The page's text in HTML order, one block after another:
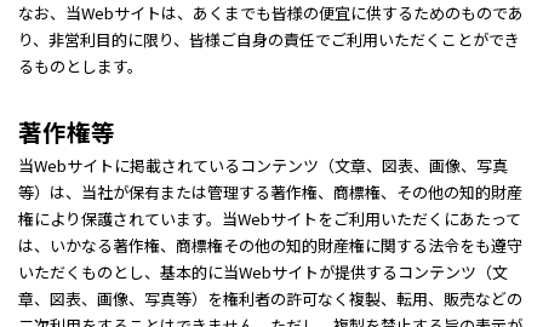
なお、当Webサイトは、あくまでも皆様の便宜に供するためのものであ
り、非営利目的に限り、皆様ご自身の責任でご利用いただくことができ
るものとします。
著作権等
当Webサイトに掲載されているコンテンツ（文章、図表、画像、写真
等）は、当社が保有または管理する著作権、商標権、その他の知的財産
権により保護されています。当Webサイトをご利用いただくにあたって
は、いかなる著作権、商標権その他の知的財産権に関する法令をも遵守
いただくものとし、基本的に当Webサイトが提供するコンテンツ（文
章、図表、画像、写真等）を権利者の許可なく複製、転用、販売などの